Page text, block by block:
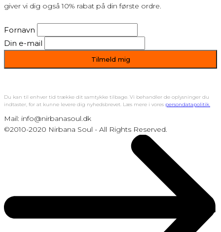
giver vi dig også 10% rabat på din første ordre.
Fornavn
Din e-mail
Du kan til enhver tid trække dit samtykke tilbage. Vi behandler de oplysninger du
indtaster, for at kunne levere dig nyhedsbrevet. Læs mere i vores persondatapolitik.
Mail: info@nirbanasoul.dk
©2010-2020 Nirbana Soul - All Rights Reserved.